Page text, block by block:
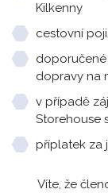
Kilkenny
cestovní
doporučené
dopravy na
v případě
Storehouse
příplatek za
Víte, že